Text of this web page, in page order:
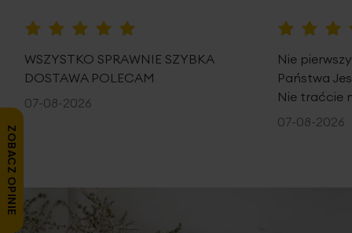
WSZYSTKO SPRAWNIE SZYBKA
DOSTAWA POLECAM
07-08-2026
Nie
Państwa
Nie traćcie
07-08-2026
ZOBACZ OPINIE